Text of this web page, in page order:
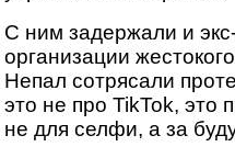
С ним задержали и
организации
Непал сотрясали
это не про TikTok,
не для селфи, а за